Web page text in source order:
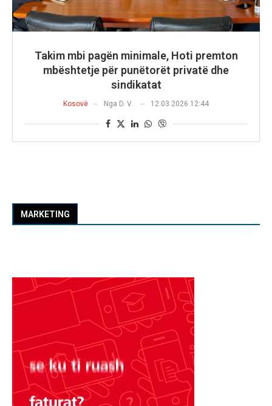
Takim mbi pagën minimale, Hoti premton
mbështetje për punëtorët privatë dhe
sindikatat
Kosovë Nga D. V. 12.03.2026 12:44
MARKETING